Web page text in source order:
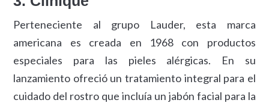
Perteneciente al grupo Lauder, esta marca
americana es creada en 1968 con productos
especiales para las pieles alérgicas. En su
lanzamiento ofreció un tratamiento integral para el
cuidado del rostro que incluía un jabón facial para la